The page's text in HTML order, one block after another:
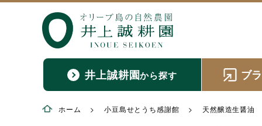
井上誠耕園から探す ブ
ホーム > 小豆島せとうち感謝館 > 天然醸造生醤油